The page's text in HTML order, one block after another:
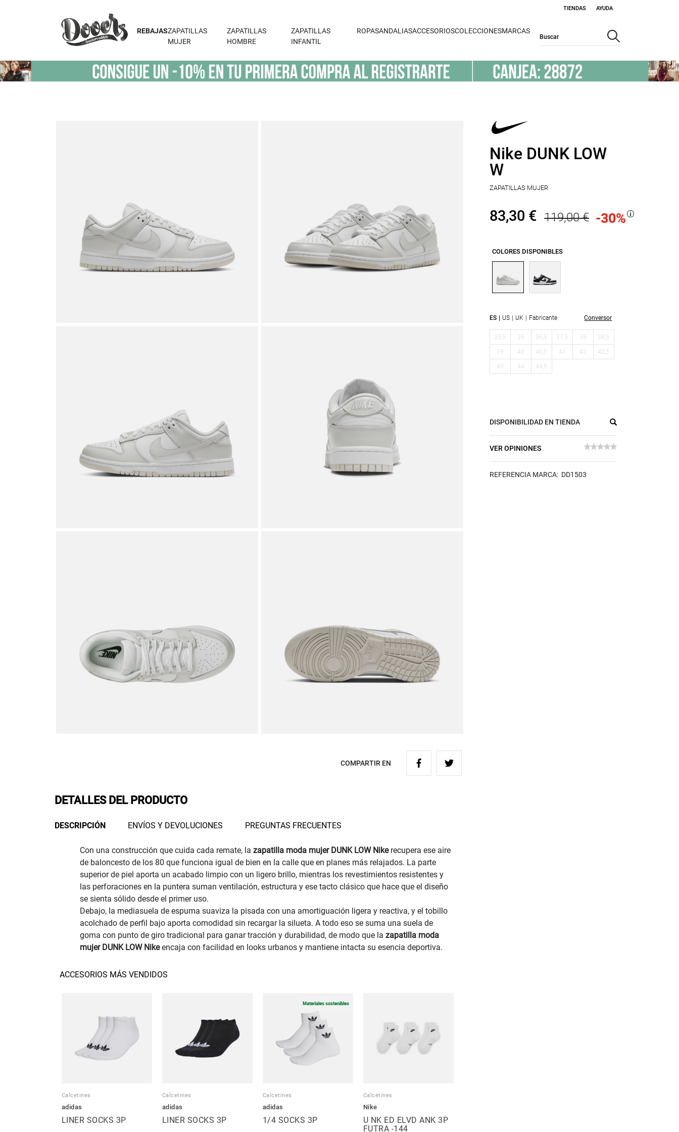
TIENDAS AYUDA
REBAJASZAPATILLAS
MUJER
ZAPATILLAS
HOMBRE
ZAPATILLAS
INFANTIL
ROPASANDALIASACCESORIOSCOLECCIONESMARCAS
Nike DUNK LOW
W
ZAPATILLAS MUJER
83,30 € 119,00 € -30%
COLORES DISPONIBLES
ES US UK Fabricante Conversor
35,5 36 36,5 37,5 38 38,5
39 40 40,5 41 42 42,5
43 44 44,5
DISPONIBILIDAD EN TIENDA
VER OPINIONES
REFERENCIA MARCA: DD1503
COMPARTIR EN
DETALLES DEL PRODUCTO
DESCRIPCIÓN ENVÍOS Y DEVOLUCIONES PREGUNTAS FRECUENTES
Con una construcción que cuida cada remate, la zapatilla moda mujer DUNK LOW Nikerecupera ese aire
de baloncesto de los 80 que funciona igual de bien en la calle que en planes más relajados. La parte
superior de piel aporta un acabado limpio con un ligero brillo, mientras los revestimientos resistentes y
las perforaciones en la puntera suman ventilación, estructura y ese tacto clásico que hace que el diseño
se sienta sólido desde el primer uso.
Debajo, la mediasuela de espuma suaviza la pisada con una amortiguación ligera y reactiva, y el tobillo
acolchado de perfil bajo aporta comodidad sin recargar la silueta. A todo eso se suma una suela de
goma con punto de giro tradicional para ganar tracción y durabilidad, de modo que la zapatilla moda
mujer DUNK LOW Nikeencaja con facilidad en looks urbanos y mantiene intacta su esencia deportiva.
ACCESORIOS MÁS VENDIDOS
Calcetines
adidas
LINER SOCKS 3P
Calcetines
adidas
LINER SOCKS 3P
Materiales sostenibles
Calcetines
adidas
1/4 SOCKS 3P
Calcetines
Nike
U NK ED ELVD ANK 3P
FUTRA -144